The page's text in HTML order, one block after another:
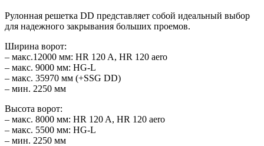
Рулонная решетка DD представляет собой идеальный выбор
для надежного закрывания больших проемов.
Ширина ворот:
– макс.12000 мм: HR 120 A, HR 120 aero
– макс. 9000 мм: HG-L
– макс. 35970 мм (+SSG DD)
– мин. 2250 мм
Высота ворот:
– макс. 8000 мм: HR 120 A, HR 120 aero
– макс. 5500 мм: HG-L
– мин. 2250 мм